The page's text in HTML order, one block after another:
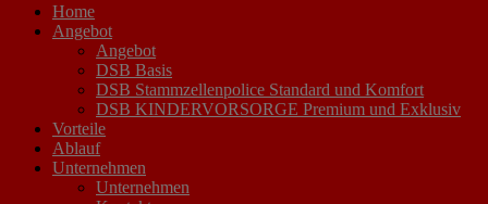
Home
Angebot
Angebot
DSB Basis
DSB Stammzellenpolice Standard und Komfort
DSB KINDERVORSORGE Premium und Exklusiv
Vorteile
Ablauf
Unternehmen
Unternehmen